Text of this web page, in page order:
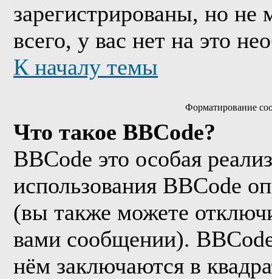
зарегистрированы, но не
всего, у вас нет на это
К началу темы
Форматирование
Что такое BBCode?
BBCode это особая
использования BBCode
(вы также можете
вами сообщении).
нём заключаются в